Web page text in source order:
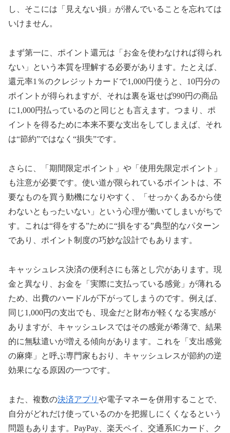
し、そこには「見えない損」が潜んでいることを忘れては
いけません。
まず第一に、ポイント還元は「お金を使わなければ得られ
ない」という本質を理解する必要があります。たとえば、
還元率1％のクレジットカードで1,000円使うと、10円分の
ポイントが得られますが、それは裏を返せば990円の商品
に1,000円払っているのと同じとも言えます。つまり、ポ
イントを得るために本来不要な支出をしてしまえば、それ
は“節約”ではなく“損失”です。
さらに、「期間限定ポイント」や「使用先限定ポイント」
も注意が必要です。使い道が限られているポイントは、不
要なものを買う動機になりやすく、「せっかくあるから使
わないともったいない」という心理が働いてしまいがちで
す。これは“得をする”ために“損をする”典型的なパターン
であり、ポイント制度の巧妙な設計でもあります。
キャッシュレス決済の便利さにも落とし穴があります。現
金と異なり、お金を「実際に支払っている感覚」が薄れる
ため、出費のハードルが下がってしまうのです。例えば、
同じ1,000円の支出でも、現金だと財布が軽くなる実感が
ありますが、キャッシュレスではその感覚が希薄で、結果
的に無駄遣いが増える傾向があります。これを「支出感覚
の麻痺」と呼ぶ専門家もおり、キャッシュレスが節約の逆
効果になる原因の一つです。
また、複数の決済アプリ や電子マネーを併用することで、
自分がどれだけ使っているのかを把握しにくくなるという
問題もあります。PayPay、楽天ペイ、交通系ICカード、ク